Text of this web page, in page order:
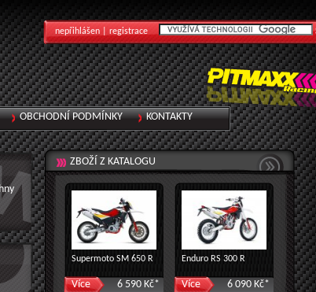
ZBOŽÍ Z KATALOGU
Supermoto SM 650 R
Více 6 590 Kč*
Enduro RS 300 R
Více 6 090 Kč*
OBCHODNÍ PODMÍNKY KONTAKTY
nepřihlášen | registrace